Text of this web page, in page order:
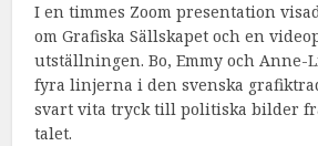
I en timmes Zoom presentation
om Grafiska Sällskapet och en
utställningen. Bo, Emmy och Anne-
fyra linjerna i den svenska
svart vita tryck till politiska bilder
talet.